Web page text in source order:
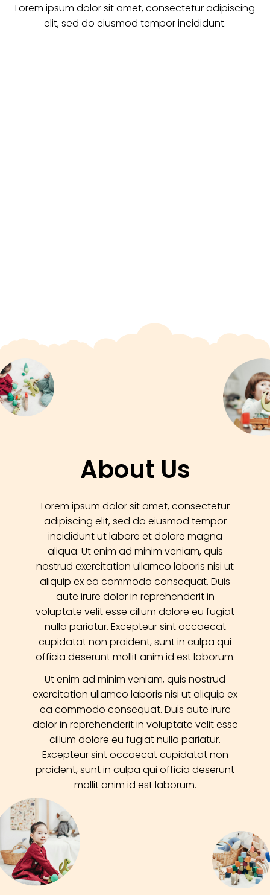
Lorem ipsum dolor sit amet, consectetur adipiscing
elit, sed do eiusmod tempor incididunt.
About Us
Lorem ipsum dolor sit amet, consectetur
adipiscing elit, sed do eiusmod tempor
incididunt ut labore et dolore magna
aliqua. Ut enim ad minim veniam, quis
nostrud exercitation ullamco laboris nisi ut
aliquip ex ea commodo consequat. Duis
aute irure dolor in reprehenderit in
voluptate velit esse cillum dolore eu fugiat
nulla pariatur. Excepteur sint occaecat
cupidatat non proident, sunt in culpa qui
officia deserunt mollit anim id est laborum.
Ut enim ad minim veniam, quis nostrud
exercitation ullamco laboris nisi ut aliquip ex
ea commodo consequat. Duis aute irure
dolor in reprehenderit in voluptate velit esse
cillum dolore eu fugiat nulla pariatur.
Excepteur sint occaecat cupidatat non
proident, sunt in culpa qui officia deserunt
mollit anim id est laborum.